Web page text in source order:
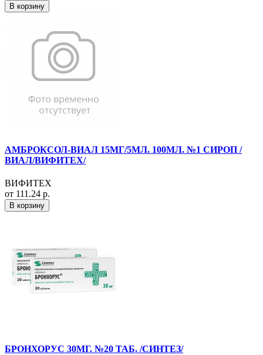
В корзину
АМБРОКСОЛ-ВИАЛ 15МГ/5МЛ. 100МЛ. №1 СИРОП /
ВИАЛ/ВИФИТЕХ/
ВИФИТЕХ
от 111.24 р.
В корзину
БРОНХОРУС 30МГ. №20 ТАБ. /СИНТЕЗ/